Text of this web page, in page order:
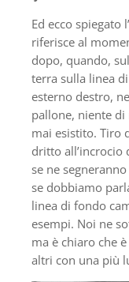
Ed ecco spiegato
riferisce al
dopo, quando,
terra sulla linea
esterno destro,
pallone, niente di
mai esistito. Tiro
dritto all’incrocio
se ne
se dobbiamo
linea di fondo
esempi. Noi ne
ma è chiaro che
altri con una più